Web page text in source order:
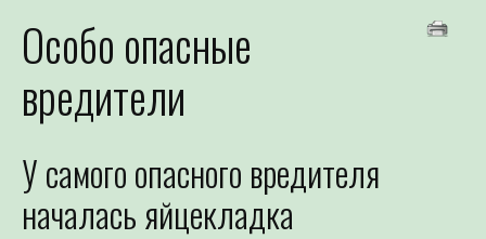
Особо опасные
вредители
У самого опасного вредителя
началась яйцекладка